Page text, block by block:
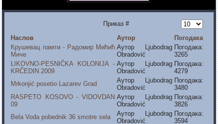
Приказ #
Наслов
Аутор
Погодака
Крушевац памти - Радомир Мићић
Миче
Аутор Ljubodrag
Obradović
Погодака:
3265
LIKOVNO-PESNIČKA KOLONIJA -
KRČEDIN 2009
Аутор Ljubodrag
Obradović
Погодака:
4279
Mrkonjić posetio Lazarev Grad
Аутор Ljubodrag
Obradović
Погодака:
3480
RASPETO KOSOVO - VIDOVDAN
09
Аутор Ljubodrag
Obradović
Погодака:
3826
Bela Voda pobednik 36 smotre sela
Аутор Ljubodrag
Obradović
Погодака:
3594